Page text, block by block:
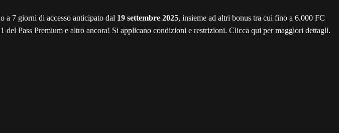
a 7 giorni di accesso anticipato dal 19 settembre 2025, insieme ad altri bonus tra cui fino a 6.000 FC
Pass Premium e altro ancora! Si applicano condizioni e restrizioni. Clicca qui per maggiori dettagli.